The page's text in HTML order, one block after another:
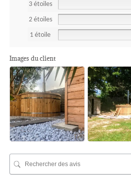
3 étoiles
2 étoiles
1 étoile
Images du client